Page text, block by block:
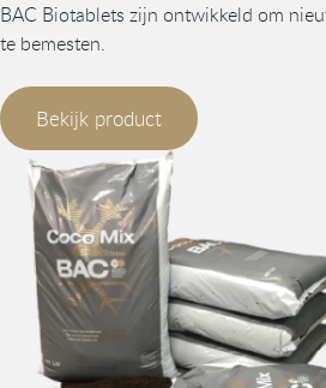
BAC Biotablets zijn ontwikkeld om
te bemesten.
Bekijk product